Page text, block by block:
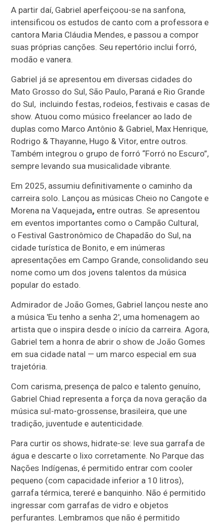
A partir daí, Gabriel aperfeiçoou-se na sanfona,
intensificou os estudos de canto com a professora e
cantora Maria Cláudia Mendes, e passou a compor
suas próprias canções. Seu repertório inclui forró,
modão e vanera.
Gabriel já se apresentou em diversas cidades do
Mato Grosso do Sul, São Paulo, Paraná e Rio Grande
do Sul, incluindo festas, rodeios, festivais e casas de
show. Atuou como músico freelancer ao lado de
duplas como Marco Antônio & Gabriel, Max Henrique,
Rodrigo & Thayanne, Hugo & Vitor, entre outros.
Também integrou o grupo de forró “Forró no Escuro”,
sempre levando sua musicalidade vibrante.
Em 2025, assumiu definitivamente o caminho da
carreira solo. Lançou as músicas Cheio no Cangote e
Morena na Vaquejada, entre outras. Se apresentou
em eventos importantes como o Campão Cultural,
o Festival Gastronômico de Chapadão do Sul, na
cidade turística de Bonito, e em inúmeras
apresentações em Campo Grande, consolidando seu
nome como um dos jovens talentos da música
popular do estado.
Admirador de João Gomes, Gabriel lançou neste ano
a música 'Eu tenho a senha 2', uma homenagem ao
artista que o inspira desde o início da carreira. Agora,
Gabriel tem a honra de abrir o show de João Gomes
em sua cidade natal — um marco especial em sua
trajetória.
Com carisma, presença de palco e talento genuíno,
Gabriel Chiad representa a força da nova geração da
música sul-mato-grossense, brasileira, que une
tradição, juventude e autenticidade.
Para curtir os shows, hidrate-se: leve sua garrafa de
água e descarte o lixo corretamente. No Parque das
Nações Indígenas, é permitido entrar com cooler
pequeno (com capacidade inferior a 10 litros),
garrafa térmica, tereré e banquinho. Não é permitido
ingressar com garrafas de vidro e objetos
perfurantes. Lembramos que não é permitido